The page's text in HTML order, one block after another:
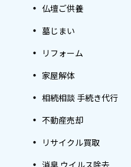
仏壇ご供養
墓じまい
リフォーム
家屋解体
相続相談 手続き代行
不動産売却
リサイクル買取